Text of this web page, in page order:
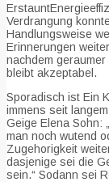
Verdrangung
Handlungsweise
Erinnerungen
nachdem
bleibt akzeptabel.
Sporadisch ist Ein
immens seit
Geige Elena Sohn:
man noch wutend
Zugehorigkeit
dasjenige sei die
sein.“ Sodann sei